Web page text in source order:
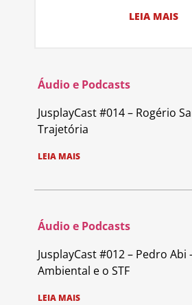
LEIA MAIS
Áudio e Podcasts
JusplayCast #014 – Rogério
Trajetória
LEIA MAIS
Áudio e Podcasts
JusplayCast #012 – Pedro Abi
Ambiental e o STF
LEIA MAIS